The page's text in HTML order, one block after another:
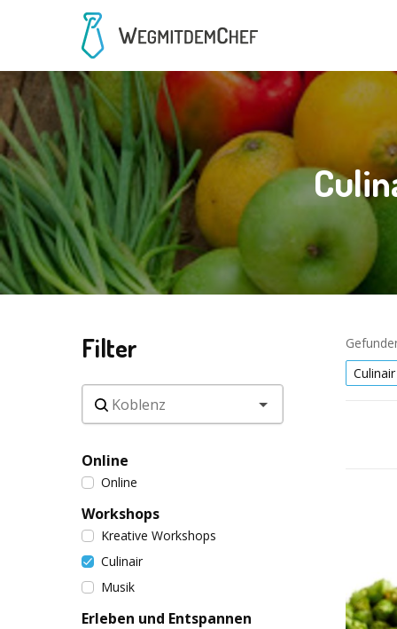
Filter
Online
Online
Workshops
Kreative Workshops
Culinair
Musik
Erleben und Entspannen
Culinair